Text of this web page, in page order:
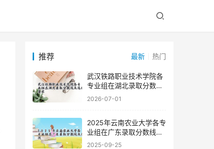
推荐 最新 热门
武汉铁路职业技术学院各
专业组在湖北录取分数线
及选科要求
2026-07-01
2025年云南农业大学各专
业组在广东录取分数线及
位次
2025-09-25